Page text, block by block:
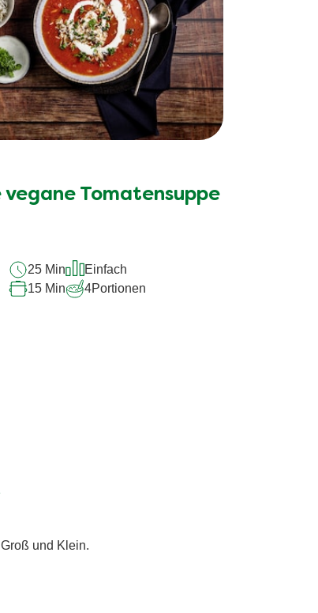
vegane Tomatensuppe
25 Min
Einfach
15 Min
4Portionen
und Klein.